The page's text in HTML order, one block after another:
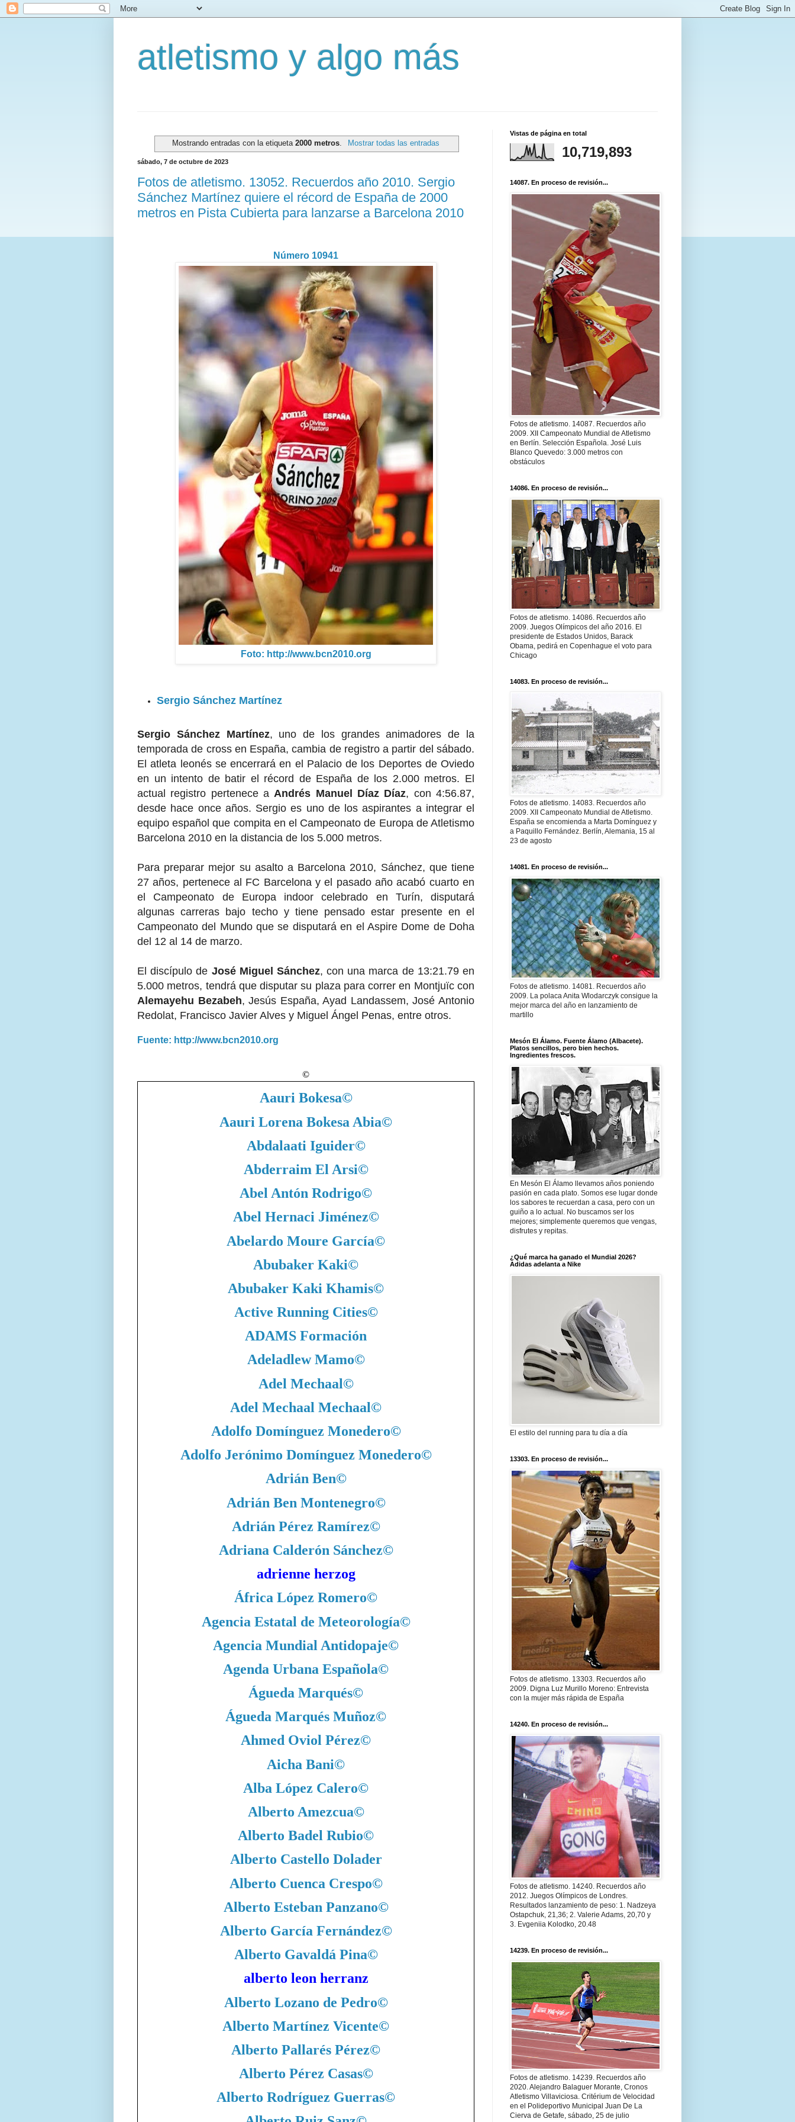
atletismo y algo más
Mostrando entradas con la etiqueta2000 metros Mostrar todas las entradas
sábado, 7 de octubre de 2023
Fotos de atletismo. 13052. Recuerdos año 2010. Sergio
Sánchez Martínez quiere el récord de España de 2000
metros en Pista Cubierta para lanzarse a Barcelona 2010
Número 10941
Foto: http://www.bcn2010.org
Sergio Sánchez Martínez
Sergio Sánchez Martínez, uno de los grandes animadores de la
temporada de cross en España, cambia de registro a partir del sábado.
El atleta leonés se encerrará en el Palacio de los Deportes de Oviedo
en un intento de batir el récord de España de los 2.000 metros. El
actual registro pertenece a Andrés Manuel Díaz Díaz, con 4:56.87,
desde hace once años. Sergio es uno de los aspirantes a integrar el
equipo español que compita en el Campeonato de Europa de Atletismo
Barcelona 2010 en la distancia de los 5.000 metros.
Para preparar mejor su asalto a Barcelona 2010, Sánchez, que tiene
27 años, pertenece al FC Barcelona y el pasado año acabó cuarto en
el Campeonato de Europa indoor celebrado en Turín, disputará
algunas carreras bajo techo y tiene pensado estar presente en el
Campeonato del Mundo que se disputará en el Aspire Dome de Doha
del 12 al 14 de marzo.
El discípulo de José Miguel Sánchez, con una marca de 13:21.79 en
5.000 metros, tendrá que disputar su plaza para correr en Montjuïc con
Alemayehu Bezabeh, Jesús España, Ayad Landassem, José Antonio
Redolat, Francisco Javier Alves y Miguel Ángel Penas, entre otros.
Fuente: http://www.bcn2010.org
©
Aauri Bokesa©
Aauri Lorena Bokesa Abia©
Abdalaati Iguider©
Abderraim El Arsi©
Abel Antón Rodrigo©
Abel Hernaci Jiménez©
Abelardo Moure García©
Abubaker Kaki©
Abubaker Kaki Khamis©
Active Running Cities©
ADAMS Formación
Adeladlew Mamo©
Adel Mechaal©
Adel Mechaal Mechaal©
Adolfo Domínguez Monedero©
Adolfo Jerónimo Domínguez Monedero©
Adrián Ben©
Adrián Ben Montenegro©
Adrián Pérez Ramírez©
Adriana Calderón Sánchez©
adrienne herzog
África López Romero©
Agencia Estatal de Meteorología©
Agencia Mundial Antidopaje©
Agenda Urbana Española©
Águeda Marqués©
Águeda Marqués Muñoz©
Ahmed Oviol Pérez©
Aicha Bani©
Alba López Calero©
Alberto Amezcua©
Alberto Badel Rubio©
Alberto Castello Dolader
Alberto Cuenca Crespo©
Alberto Esteban Panzano©
Alberto García Fernández©
Alberto Gavaldá Pina©
alberto leon herranz
Alberto Lozano de Pedro©
Alberto Martínez Vicente©
Alberto Pallarés Pérez©
Alberto Pérez Casas©
Alberto Rodríguez Guerras©
Vistas de página en total
10,719,893
14087. En proceso de revisión...
Fotos de atletismo. 14087. Recuerdos año
2009. XII Campeonato Mundial de Atletismo
en Berlín. Selección Española. José Luis
Blanco Quevedo: 3.000 metros con
obstáculos
14086. En proceso de revisión...
Fotos de atletismo. 14086. Recuerdos año
2009. Juegos Olímpicos del año 2016. El
presidente de Estados Unidos, Barack
Obama, pedirá en Copenhague el voto para
Chicago
14083. En proceso de revisión...
Fotos de atletismo. 14083. Recuerdos año
2009. XII Campeonato Mundial de Atletismo.
España se encomienda a Marta Domínguez y
a Paquillo Fernández. Berlín, Alemania, 15 al
23 de agosto
14081. En proceso de revisión...
Fotos de atletismo. 14081. Recuerdos año
2009. La polaca Anita Wlodarczyk consigue la
mejor marca del año en lanzamiento de
martillo
Mesón El Álamo. Fuente Álamo (Albacete).
Platos sencillos, pero bien hechos.
Ingredientes frescos.
En Mesón El Álamo llevamos años poniendo
pasión en cada plato. Somos ese lugar donde
los sabores te recuerdan a casa, pero con un
guiño a lo actual. No buscamos ser los
mejores; simplemente queremos que vengas,
disfrutes y repitas.
¿Qué marca ha ganado el Mundial 2026?
Adidas adelanta a Nike
El estilo del running para tu día a día
13303. En proceso de revisión...
Fotos de atletismo. 13303. Recuerdos año
2009. Digna Luz Murillo Moreno: Entrevista
con la mujer más rápida de España
14240. En proceso de revisión...
Fotos de atletismo. 14240. Recuerdos año
2012. Juegos Olímpicos de Londres.
Resultados lanzamiento de peso: 1. Nadzeya
Ostapchuk, 21,36; 2. Valerie Adams, 20,70 y
3. Evgeniia Kolodko, 20.48
14239. En proceso de revisión...
Fotos de atletismo. 14239. Recuerdos año
2020. Alejandro Balaguer Morante, Cronos
Atletismo Villaviciosa. Critérium de Velocidad
en el Polideportivo Municipal Juan De La
Cierva de Getafe, sábado, 25 de julio